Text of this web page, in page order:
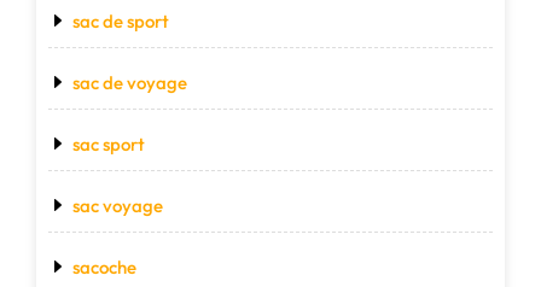
sac de sport
sac de voyage
sac sport
sac voyage
sacoche